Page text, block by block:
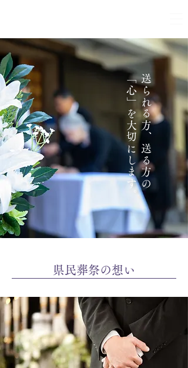
送
ら
れ
る
方
、
送
る
方
の
「
心
」
を
大
切
に
し
ま
す
。
​県民葬祭の想い